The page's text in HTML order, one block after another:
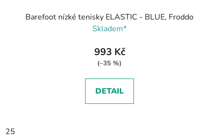
Barefoot nízké tenisky ELASTIC - BLUE, Froddo
Skladem*
993 Kč
(–35 %)
DETAIL
25